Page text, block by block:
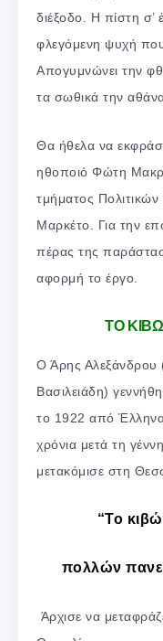
διέξοδο. Η πίστη
φλεγόμενη ψυχή
Απογυμνώνει την
τα σωθικά την
Θα ήθελα να
ηθοποιό Φώτη
τμήματος
Μαρκέτο. Για την
πέρας της
αφορμή το έργο.
ΤΟ
Ο Άρης Αλεξάνδρου
Βασιλειάδη)
το 1922 από
χρόνια μετά τη
μετακόμισε στη
“Το
πολλών
Άρχισε να